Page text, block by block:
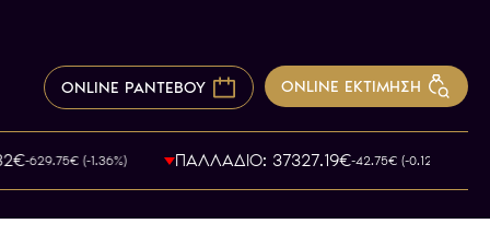
ONLINE ΡΑΝΤΕΒΟΥ ONLINE ΕΚΤΙΜΗΣΗ
-629.75€ (-1.36%) ΠΑΛΛΑΔΙΟ: 37327.19€-42.75€ (-0.12%)